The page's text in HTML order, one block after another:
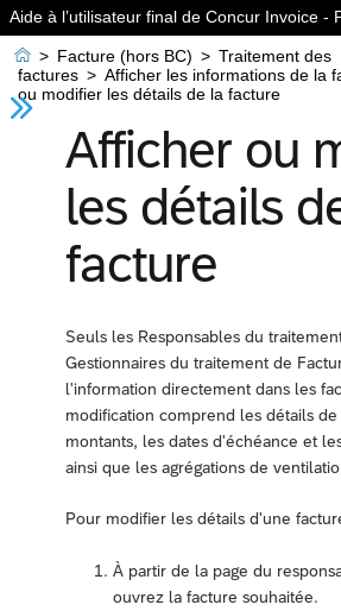
Aide à l’utilisateur final de Concur Invoice -
 > Facture (hors BC) > Traitement des
factures > Afficher les informations de la
ou modifier les détails de la facture
Afficher ou
les détails
facture
Seuls les Responsables du
Gestionnaires du traitement de
l'information directement dans les
modification comprend les détails
montants, les dates d'échéance et
ainsi que les agrégations de
Pour modifier les détails d'une
À partir de la page du
ouvrez la facture souhaitée.